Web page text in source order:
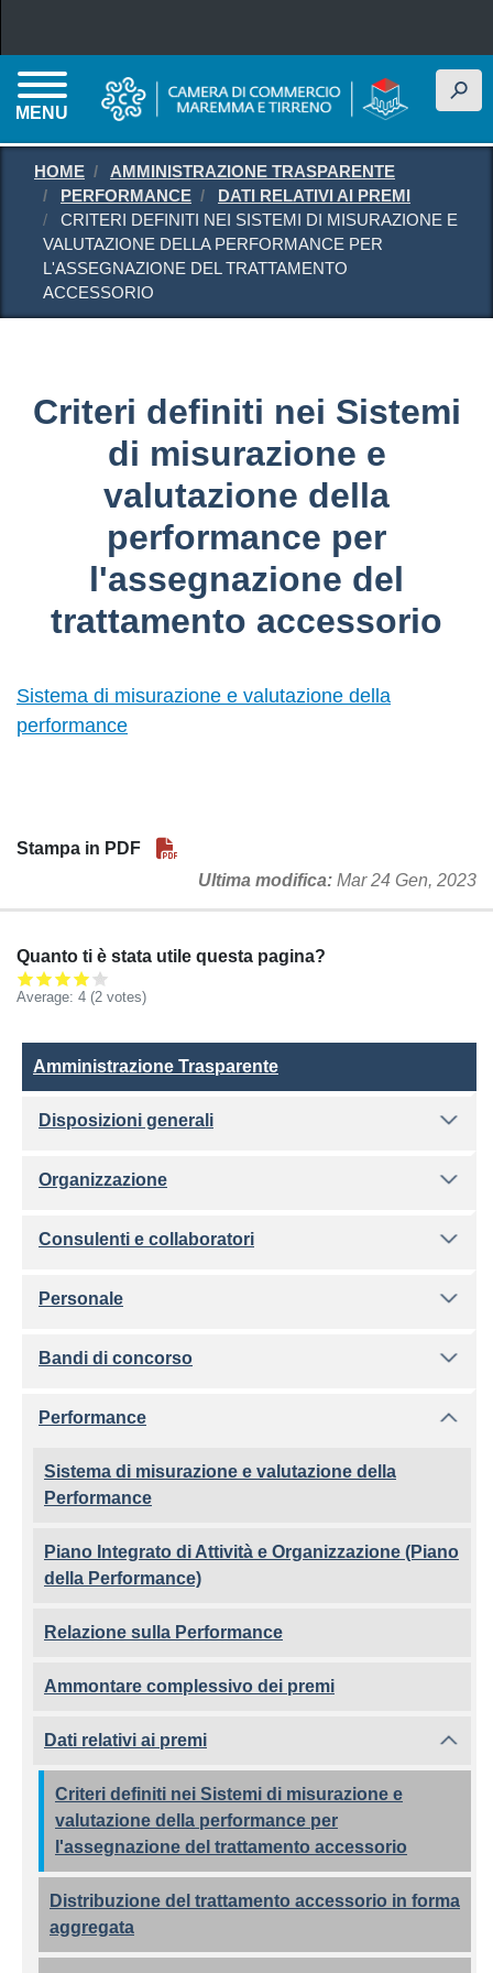
MENU
h
HOME
AMMINISTRAZIONE TRASPARENTE
PERFORMANCE
DATI RELATIVI AI PREMI
CRITERI DEFINITI NEI SISTEMI DI MISURAZIONE E
VALUTAZIONE DELLA PERFORMANCE PER
L'ASSEGNAZIONE DEL TRATTAMENTO
ACCESSORIO
Criteri definiti nei Sistemi
di misurazione e
valutazione della
performance per
l'assegnazione del
trattamento accessorio
Sistema di misurazione e valutazione della
performance
Stampa in PDF
Ultima modifica Mar 24 Gen, 2023
Quanto ti è stata utile questa pagina?
Average: 4 (2 votes)
Amministrazione Trasparente
Amministrazione Trasparente
Disposizioni generali
Organizzazione
Consulenti e collaboratori
Personale
Bandi di concorso
Performance
Sistema di misurazione e valutazione della
Performance
Piano Integrato di Attività e Organizzazione (Piano
della Performance)
Relazione sulla Performance
Ammontare complessivo dei premi
Dati relativi ai premi
Criteri definiti nei Sistemi di misurazione e
valutazione della performance per
l'assegnazione del trattamento accessorio
Distribuzione del trattamento accessorio in forma
aggregata